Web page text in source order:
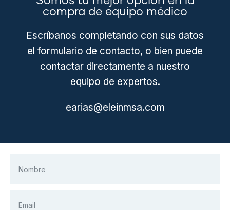
compra de equipo médico
Escríbanos completando con sus datos
el formulario de contacto, o bien puede
contactar directamente a nuestro
equipo de expertos.
earias@eleinmsa.com